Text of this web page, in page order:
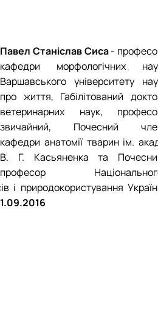
Павел Станіслав Сиса-
кафедри морфологічних
Варшавського університету
про життя, Габілітований
ветеринарних наук,
звичайний, Почесний
кафедри анатомії тварин ім.
В. Г. Касьяненка та
професор
і природокористування